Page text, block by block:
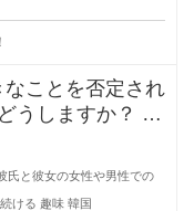
ことを否定され
しますか？ 私
氏と彼女の女性や男性での
続ける 趣味 韓国